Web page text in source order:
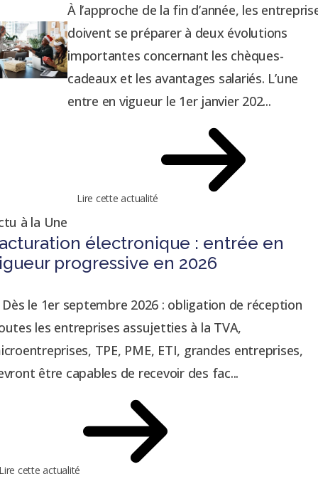
À l’approche de la fin d’année, les
doivent se préparer à deux évolutions
importantes concernant les chèques-
cadeaux et les avantages salariés. L’une
entre en vigueur le 1er janvier 202...
Lire cette actualité
à la Une
électronique : entrée en
progressive en 2026
Dès le 1er septembre 2026 : obligation de réception
les entreprises assujetties à la TVA,
TPE, PME, ETI, grandes entreprises,
être capables de recevoir des fac...
cette actualité